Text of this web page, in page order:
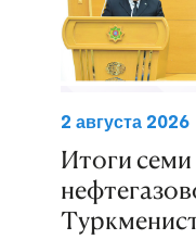
2 августа 2026
Итоги семи